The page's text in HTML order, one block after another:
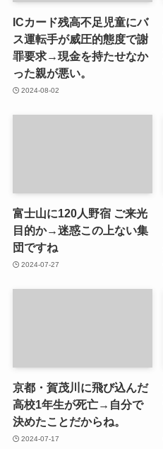
ICカード残高不足児童にバ
ス運転手が威圧的態度で謝
罪要求→現金を持たせなか
った親が悪い。
2024-08-02
富士山に120人野宿 ご来光
目的か→迷惑この上ない集
団ですね
2024-07-27
京都・賀茂川に飛び込んだ
高校1年生が死亡→自分で
決めたことだからね。
2024-07-17